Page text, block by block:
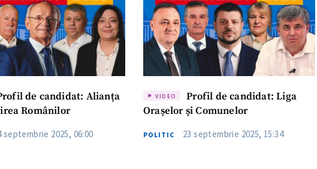
de candidat: Alianța
Românilor
septembrie 2025, 06:00
VIDEO
Profil de candidat: Liga
Orașelor și Comunelor
POLITIC 23 septembrie 2025, 15:34